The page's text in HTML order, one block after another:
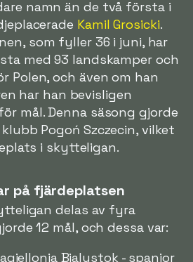
namn än de två första i
Kamil Grosicki.
som fyller 36 i juni, har
med 93 landskamper och
Polen, och även om han
har han bevisligen
mål. Denna säsong gjorde
Pogoń Szczecin, vilket
i skytteligan.
på fjärdeplatsen
delas av fyra
12 mål, och dessa var:
Bialystok - spanjor